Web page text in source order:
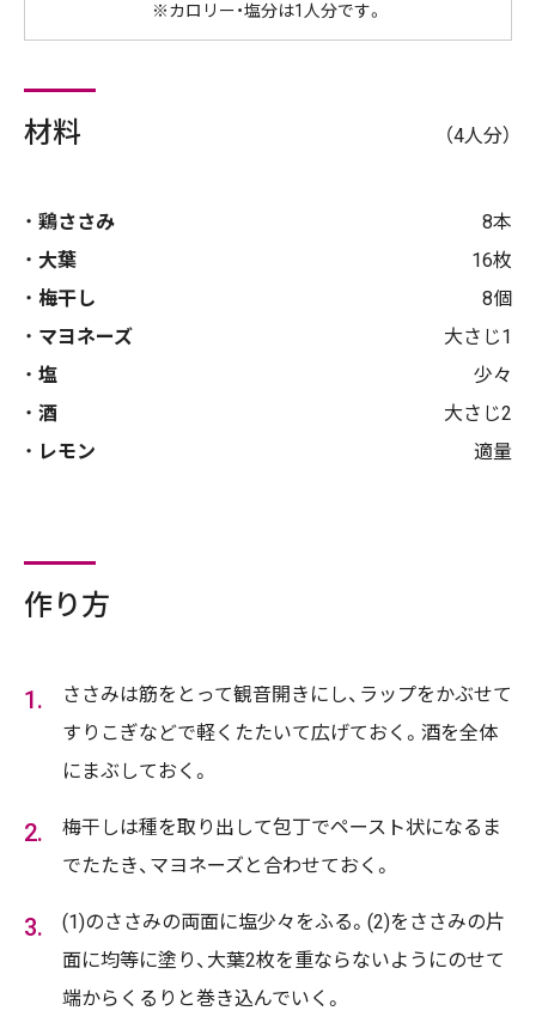
※カロリー・塩分は1人分です。
材料 （4人分）
鶏ささみ
8本
大葉
16枚
梅干し
8個
マヨネーズ
大さじ1
塩
少々
酒
大さじ2
レモン
適量
作り方
ささみは筋をとって観音開きにし、ラップをかぶせて
すりこぎなどで軽くたたいて広げておく。酒を全体
にまぶしておく。
梅干しは種を取り出して包丁でペースト状になるま
でたたき、マヨネーズと合わせておく。
(1)のささみの両面に塩少々をふる。(2)をささみの片
面に均等に塗り、大葉2枚を重ならないようにのせて
端からくるりと巻き込んでいく。